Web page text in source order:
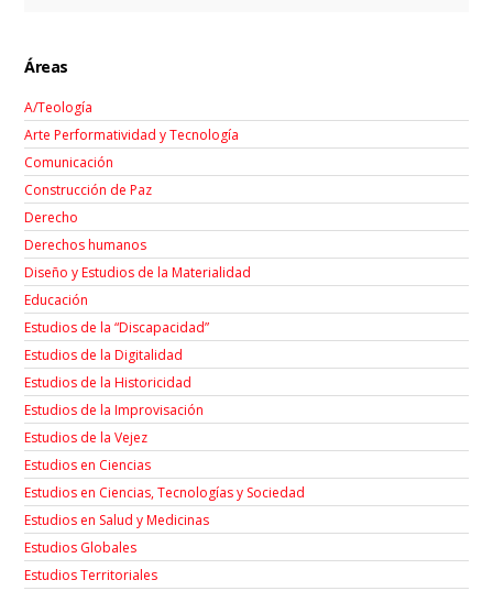
Áreas
A/Teología
Arte Performatividad y Tecnología
Comunicación
Construcción de Paz
Derecho
Derechos humanos
Diseño y Estudios de la Materialidad
Educación
Estudios de la “Discapacidad”
Estudios de la Digitalidad
Estudios de la Historicidad
Estudios de la Improvisación
Estudios de la Vejez
Estudios en Ciencias
Estudios en Ciencias, Tecnologías y Sociedad
Estudios en Salud y Medicinas
Estudios Globales
Estudios Territoriales